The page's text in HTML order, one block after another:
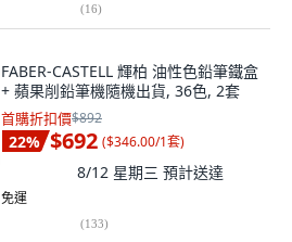
(16)
FABER-CASTELL 輝柏 油性色鉛筆鐵盒
+ 蘋果削鉛筆機隨機出貨, 36色, 2套
首購折扣價$892
22% $692 ($346.00/1套)
8/12 星期三 預計送達
免運
(133)